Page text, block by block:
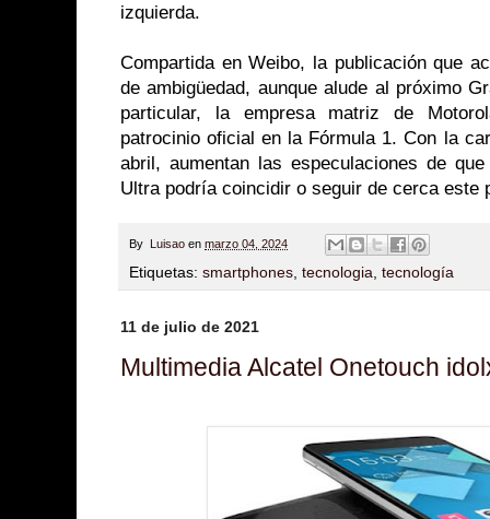
izquierda.
Compartida en Weibo, la publicación que
de ambigüedad, aunque alude al próximo
particular, la empresa matriz de
patrocinio oficial en la Fórmula 1. Con la
abril, aumentan las especulaciones de
Ultra podría coincidir o seguir de cerca este
By Luisao en marzo 04, 2024
Etiquetas: smartphones tecnologia tecnología
11 de julio de 2021
Multimedia Alcatel Onetouch